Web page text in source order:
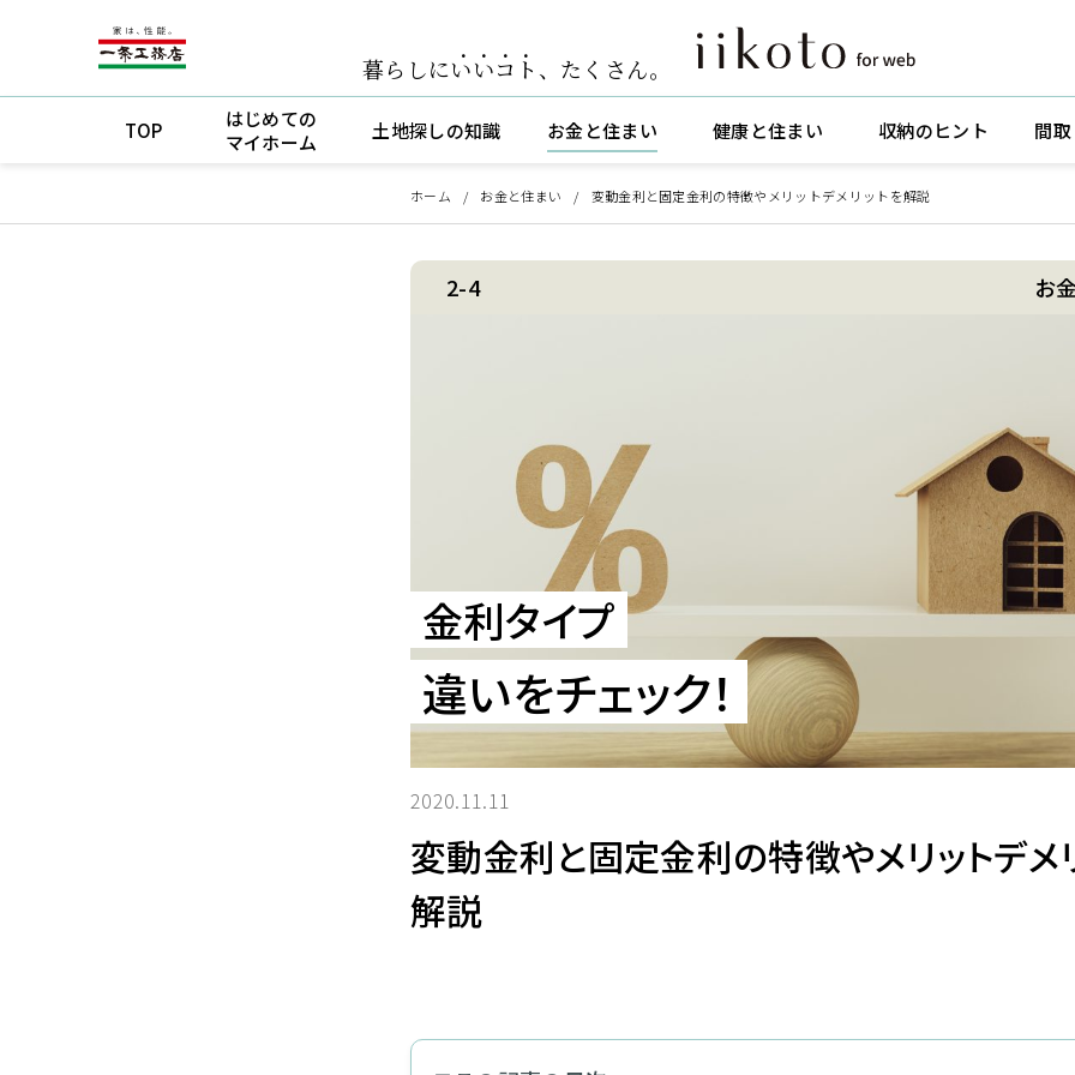
暮らしにいいコト 、 たくさん。
TOP
はじめての
マイホーム
土地探しの知識 お金と住まい 健康と住まい 収納のヒント 間
ホーム お金と住まい 変動金利と固定金利の特徴やメリットデメリットを解説
2-4 お
金利タイプ
違いをチェック！
2020.11.11
変動金利と固定金利の特徴やメリットデメ
解説